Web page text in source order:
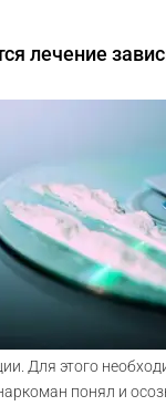
лечение
Для этого
понял и